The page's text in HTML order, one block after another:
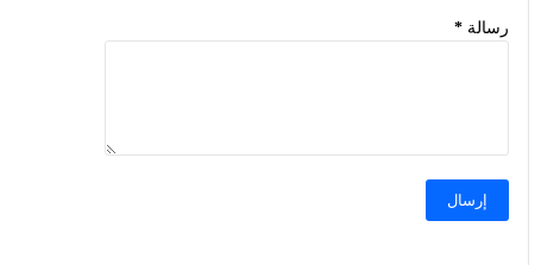
رسالة *